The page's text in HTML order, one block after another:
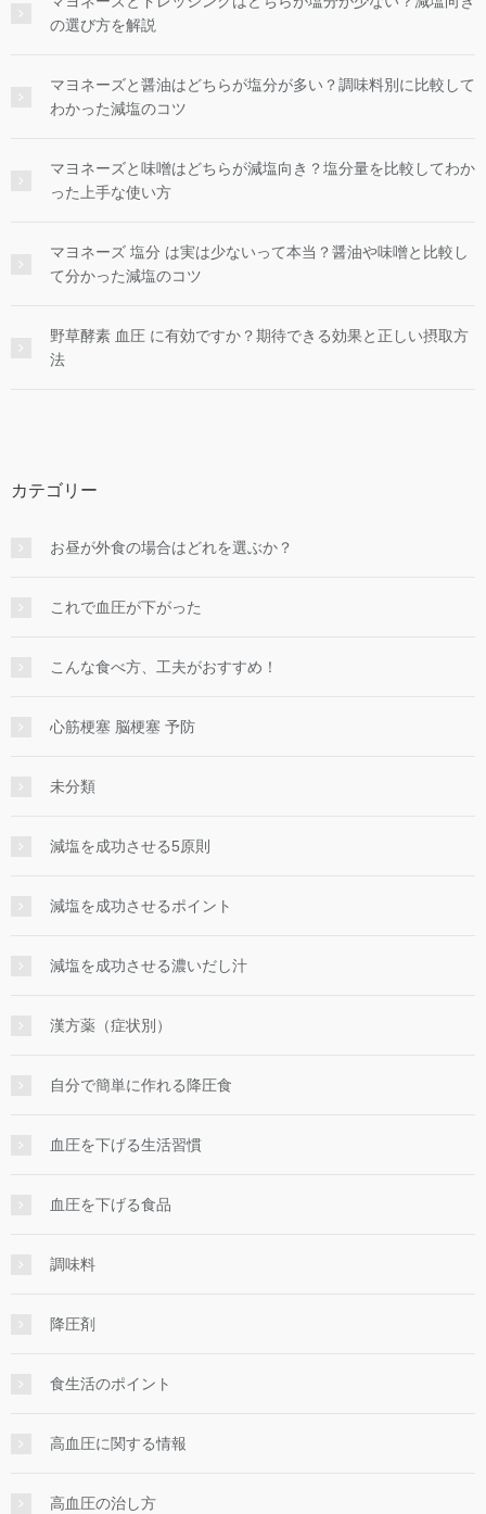
の選び方を解説
マヨネーズと醤油はどちらが塩分が多い？調味料別に比較して
わかった減塩のコツ
マヨネーズと味噌はどちらが減塩向き？塩分量を比較してわか
った上手な使い方
マヨネーズ 塩分 は実は少ないって本当？醤油や味噌と比較し
て分かった減塩のコツ
野草酵素 血圧 に有効ですか？期待できる効果と正しい摂取方
法
カテゴリー
お昼が外食の場合はどれを選ぶか？
これで血圧が下がった
こんな食べ方、工夫がおすすめ！
心筋梗塞 脳梗塞 予防
未分類
減塩を成功させる5原則
減塩を成功させるポイント
減塩を成功させる濃いだし汁
漢方薬（症状別）
自分で簡単に作れる降圧食
血圧を下げる生活習慣
血圧を下げる食品
調味料
降圧剤
食生活のポイント
高血圧に関する情報
高血圧の治し方